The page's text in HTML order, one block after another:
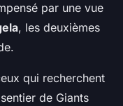
par une vue
, les deuxièmes
qui recherchent
de Giants